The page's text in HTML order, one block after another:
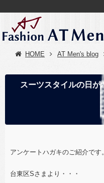
HOME AT Men's blog
スーツスタイルの日が
アンケートハガキのご紹介です。
台東区Sさまより・・・